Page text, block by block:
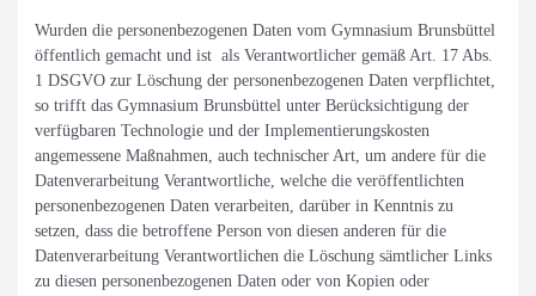
Wurden die personenbezogenen Daten vom Gymnasium Brunsbüttel
öffentlich gemacht und ist als Verantwortlicher gemäß Art. 17 Abs.
1 DSGVO zur Löschung der personenbezogenen Daten verpflichtet,
so trifft das Gymnasium Brunsbüttel unter Berücksichtigung der
verfügbaren Technologie und der Implementierungskosten
angemessene Maßnahmen, auch technischer Art, um andere für die
Datenverarbeitung Verantwortliche, welche die veröffentlichten
personenbezogenen Daten verarbeiten, darüber in Kenntnis zu
setzen, dass die betroffene Person von diesen anderen für die
Datenverarbeitung Verantwortlichen die Löschung sämtlicher Links
zu diesen personenbezogenen Daten oder von Kopien oder